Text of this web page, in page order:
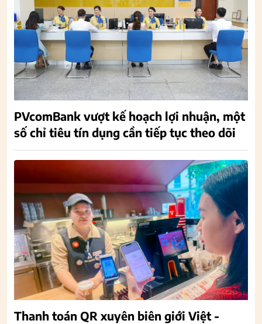
PVcomBank vượt kế hoạch lợi nhuận, một
số chỉ tiêu tín dụng cần tiếp tục theo dõi
Thanh toán QR xuyên biên giới Việt -